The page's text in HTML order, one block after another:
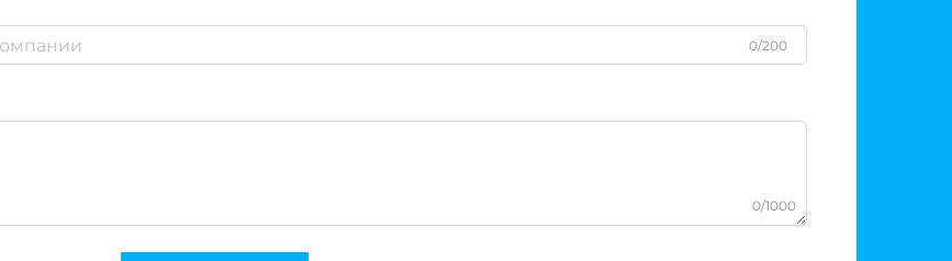
0/200
0/1000